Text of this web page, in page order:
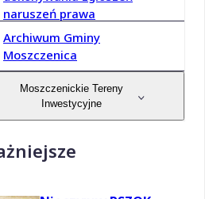
naruszeń prawa
Archiwum Gminy
Moszczenica
Moszczenickie Tereny
Inwestycyjne